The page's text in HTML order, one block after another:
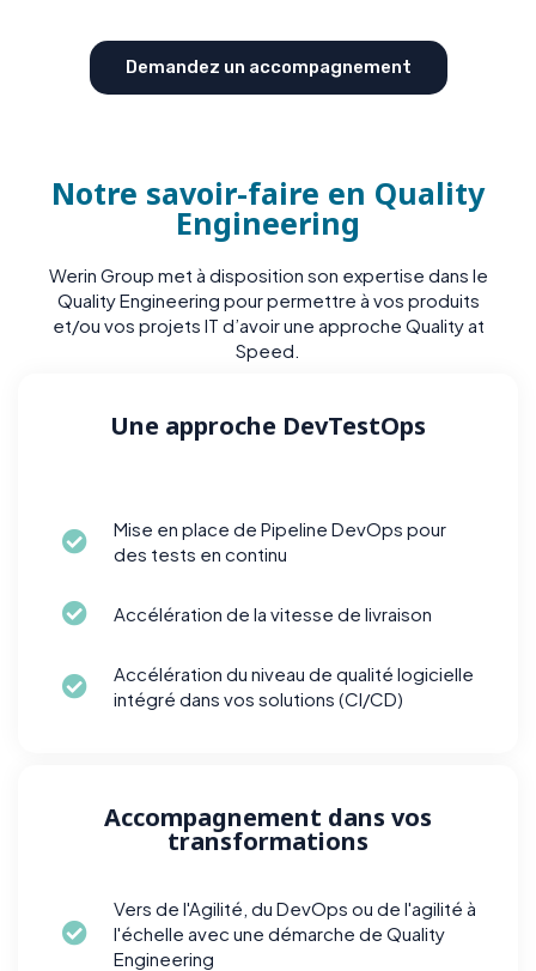
Demandez un accompagnement
Notre savoir-faire en Quality
Engineering
Werin Group met à disposition son expertise dans le
Quality Engineering pour permettre à vos produits
et/ou vos projets IT d’avoir une approche Quality at
Speed.
Une approche DevTestOps
Mise en place de Pipeline DevOps pour
des tests en continu
Accélération de la vitesse de livraison
Accélération du niveau de qualité logicielle
intégré dans vos solutions (CI/CD)
Accompagnement dans vos
transformations
Vers de l'Agilité, du DevOps ou de l'agilité à
l'échelle avec une démarche de Quality
Engineering